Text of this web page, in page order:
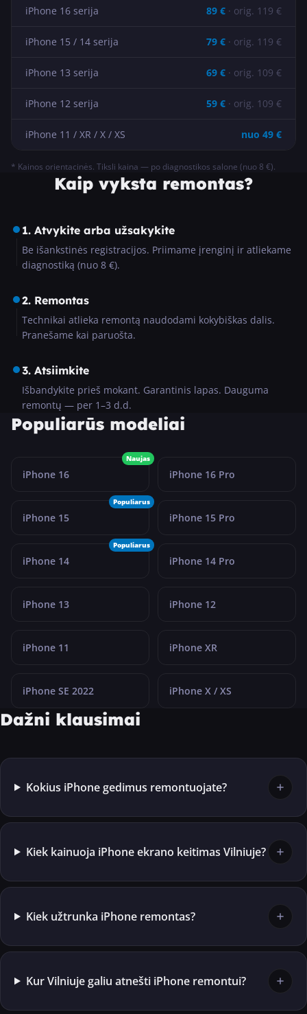
iPhone 16 serija 89 € · orig. 119 €
iPhone 15 / 14 serija 79 € · orig. 119 €
iPhone 13 serija 69 € · orig. 109 €
iPhone 12 serija 59 € · orig. 109 €
iPhone 11 / XR / X / XS nuo 49 €
* Kainos orientacinės. Tiksli kaina — po diagnostikos salone (nuo 8 €).
Kaip vyksta remontas?
1. Atvykite arba užsakykite
Be išankstinės registracijos. Priimame įrenginį ir atliekame
diagnostiką (nuo 8 €).
2. Remontas
Technikai atlieka remontą naudodami kokybiškas dalis.
Pranešame kai paruošta.
3. Atsiimkite
Išbandykite prieš mokant. Garantinis lapas. Dauguma
remontų — per 1–3 d.d.
Populiarūs modeliai
Naujas
iPhone 16 iPhone 16 Pro
Populiarus
iPhone 15 iPhone 15 Pro
Populiarus
iPhone 14 iPhone 14 Pro
iPhone 13 iPhone 12
iPhone 11 iPhone XR
iPhone SE 2022 iPhone X / XS
Dažni klausimai
Kokius iPhone gedimus remontuojate?
Kiek kainuoja iPhone ekrano keitimas Vilniuje?
Kiek užtrunka iPhone remontas?
Kur Vilniuje galiu atnešti iPhone remontui?